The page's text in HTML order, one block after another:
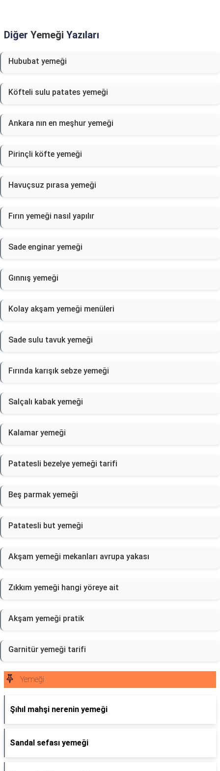
Diğer Yemeği Yazıları
Hububat yemeği
Köfteli sulu patates yemeği
Ankara nın en meşhur yemeği
Pirinçli köfte yemeği
Havuçsuz pırasa yemeği
Fırın yemeği nasıl yapılır
Sade enginar yemeği
Gınnış yemeği
Kolay akşam yemeği menüleri
Sade sulu tavuk yemeği
Fırında karışık sebze yemeği
Salçalı kabak yemeği
Kalamar yemeği
Patatesli bezelye yemeği tarifi
Beş parmak yemeği
Patatesli but yemeği
Akşam yemeği mekanları avrupa yakası
Zıkkım yemeği hangi yöreye ait
Akşam yemeği pratik
Garnitür yemeği tarifi
Yemeği
Şıhıl mahşi nerenin yemeği
Sandal sefası yemeği